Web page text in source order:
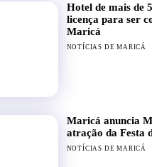
Hotel de mais de
licença para ser
Maricá
NOTÍCIAS DE MARICÁ
Maricá anuncia
atração da Festa
NOTÍCIAS DE MARICÁ